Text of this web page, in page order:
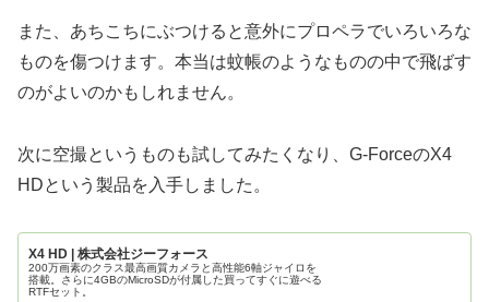
また、あちこちにぶつけると意外にプロペラでいろいろな
ものを傷つけます。本当は蚊帳のようなものの中で飛ばす
のがよいのかもしれません。
次に空撮というものも試してみたくなり、G-ForceのX4
HDという製品を入手しました。
X4 HD | 株式会社ジーフォース
200万画素のクラス最高画質カメラと高性能6軸ジャイロを
搭載。さらに4GBのMicroSDが付属した買ってすぐに遊べる
RTFセット。